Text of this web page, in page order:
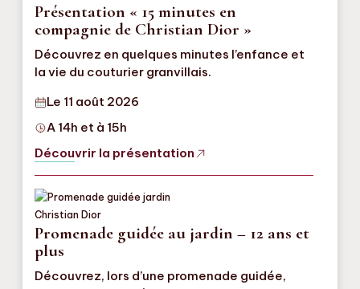
Présentation « 15 minutes en
compagnie de Christian Dior »
Découvrez en quelques minutes l’enfance et
la vie du couturier granvillais.
Le 11 août 2026
A 14h et à 15h
Découvrir la présentation
Promenade guidée au jardin – 12 ans et
plus
Découvrez, lors d’une promenade guidée,